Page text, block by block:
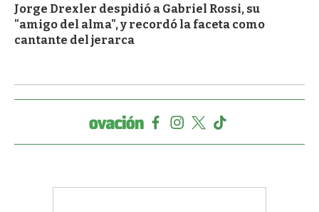
Jorge Drexler despidió a Gabriel Rossi, su
"amigo del alma", y recordó la faceta como
cantante del jerarca